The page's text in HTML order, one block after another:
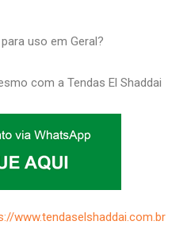
uso em Geral?
com a Tendas El Shaddai
www.tendaselshaddai.com.br